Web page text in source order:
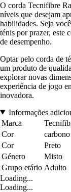
O corda Tecnifibre
níveis que desejam
habilidades. Seja
ténis por prazer, este
de desempenho.
Optar pelo corda de
um produto de
explorar novas
experiência de jogo
inovadora.
Informações
Marca
Cor
carbono
Cor
Preto
Género
Misto
Grupo etário Adulto
Loading...
Loading...